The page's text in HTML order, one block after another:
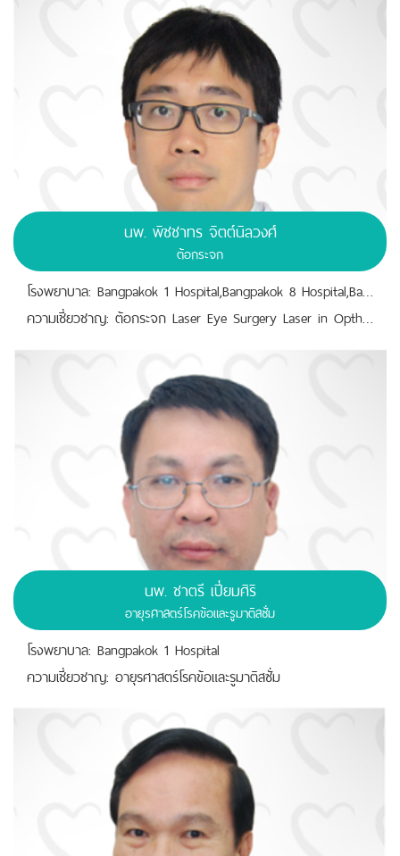
นพ. พิชชาทร จิตต์นิลวงศ์
ต้อกระจก
โรงพยาบาล: Bangpakok 1 Hospital,Bangpakok 8 Hospital,Bangpakok 9 International Hospital
ความเชี่ยวชาญ: ต้อกระจก Laser Eye Surgery Laser in Opthalmology
นพ. ชาตรี เปี่ยมศิริ
อายุรศาสตร์โรคข้อและรูมาติสซั่ม
โรงพยาบาล: Bangpakok 1 Hospital
ความเชี่ยวชาญ: อายุรศาสตร์โรคข้อและรูมาติสซั่ม